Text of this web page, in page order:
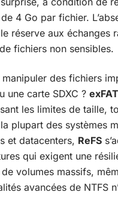
4 Go par fichier.
réserve aux échanges
fichiers non sensibles.
manipuler des fichiers
une carte SDXC ? exFAT
les limites de taille,
plupart des systèmes
et datacenters, ReFS
qui exigent une
volumes massifs,
avancées de NTFS